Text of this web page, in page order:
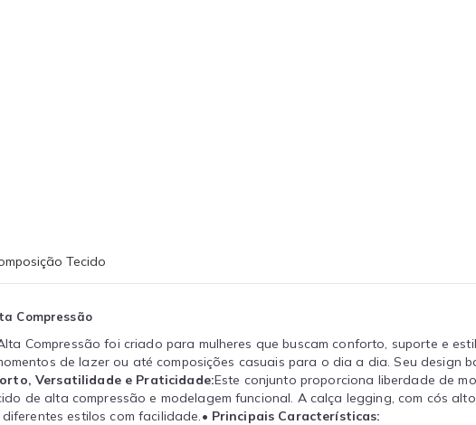
Tecido
Compressão
Compressão foi criado para mulheres que buscam conforto, suporte e
de lazer ou até composições casuais para o dia a dia. Seu
Versatilidade e Praticidade:Este conjunto proporciona liberdade de
de alta compressão e modelagem funcional. A calça legging, com cós
estilos com facilidade.• Principais Características: